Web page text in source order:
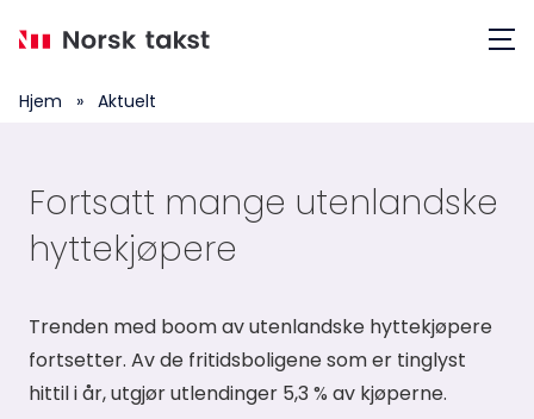
Hjem » Aktuelt
Fortsatt mange utenlandske
hyttekjøpere
Trenden med boom av utenlandske hyttekjøpere
fortsetter. Av de fritidsboligene som er tinglyst
hittil i år, utgjør utlendinger 5,3 % av kjøperne.